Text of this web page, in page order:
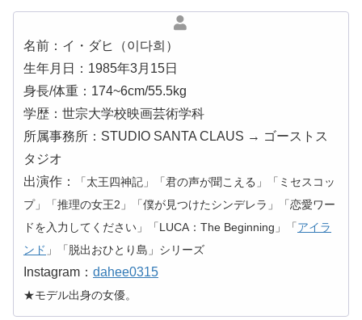
名前：イ・ダヒ（이다희）
生年月日：1985年3月15日
身長/体重：174~6cm/55.5kg
学歴：世宗大学校映画芸術学科
所属事務所：STUDIO SANTA CLAUS → ゴーストス
タジオ
出演作：
「太王四神記」「君の声が聞こえる」「ミセスコッ
プ」「推理の女王2」「僕が見つけたシンデレラ」「恋愛ワー
ドを入力してください」「LUCA：The Beginning」「アイラ
ンド 」「脱出おひとり島」シリーズ
Instagram： dahee0315
★モデル出身の女優。